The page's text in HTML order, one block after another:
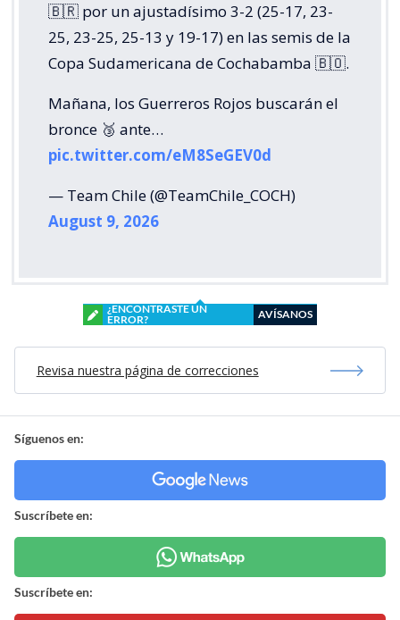
🇧🇷 por un ajustadísimo 3-2 (25-17, 23-
25, 23-25, 25-13 y 19-17) en las semis de la
Copa Sudamericana de Cochabamba 🇧🇴.
Mañana, los Guerreros Rojos buscarán el
bronce 🥉 ante…
pic.twitter.com/eM8SeGEV0d
— Team Chile (@TeamChile_COCH)
August 9, 2026
¿ENCONTRASTE UN
ERROR?
AVÍSANOS
Revisa nuestra página de correcciones
Síguenos en:
Suscríbete en:
Suscríbete en: